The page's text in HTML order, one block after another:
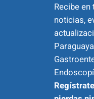
Recibe
noticias,